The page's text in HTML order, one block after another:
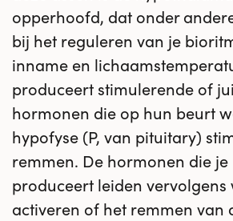
opperhoofd, dat onder
bij het reguleren van je
inname en
produceert stimulerende of
hormonen die op hun beurt
hypofyse (P, van pituitary)
remmen. De hormonen die je
produceert leiden vervolgens
activeren of het remmen van